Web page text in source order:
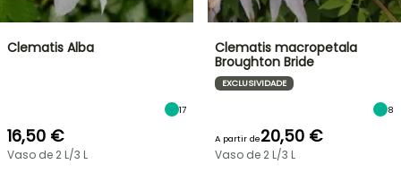
Clematis Alba
17
16,50 €
Vaso de 2 L/3 L
Clematis macropetala
Broughton Bride
EXCLUSIVIDADE
8
A partir de20,50 €
Vaso de 2 L/3 L